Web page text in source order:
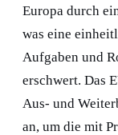
Europa durch
was eine
Aufgaben und
erschwert. Das
Aus- und
an, um die mit